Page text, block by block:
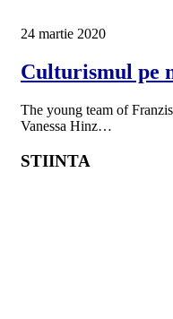
24 martie 2020
Culturismul pe
The young team of
Vanessa Hinz…
STIINTA